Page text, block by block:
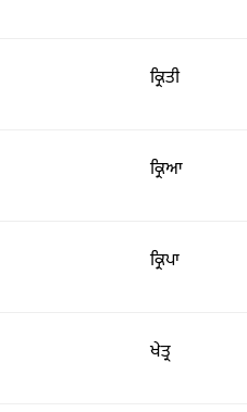
ਕ੍ਰਿਤੀ
ਕ੍ਰਿਆ
ਕ੍ਰਿਪਾ
ਖੇਤ੍ਰ